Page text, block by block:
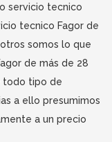
servicio tecnico
tecnico Fagor de
somos lo que
de más de 28
todo tipo de
a ello presumimos
a un precio